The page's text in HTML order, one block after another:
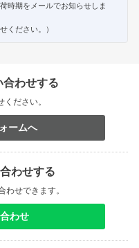
時期をメールでお知らせしま
ください。）
合わせする
ださい。
ームへ
わせする
わせできます。
わせ